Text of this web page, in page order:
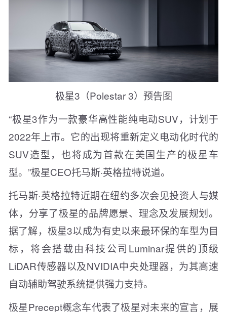
极星3（Polestar 3）预告图
“极星3作为一款豪华高性能纯电动SUV，计划于
2022年上市。它的出现将重新定义电动化时代的
SUV造型，也将成为首款在美国生产的极星车
型。”极星CEO托马斯·英格拉特说道。
托马斯·英格拉特近期在纽约多次会见投资人与媒
体，分享了极星的品牌愿景、理念及发展规划。
据了解，极星3以成为有史以来最环保的车型为目
标，将会搭载由科技公司Luminar提供的顶级
LiDAR传感器以及NVIDIA中央处理器，为其高速
自动辅助驾驶系统提供强力支持。
极星Precept概念车代表了极星对未来的宣言，展